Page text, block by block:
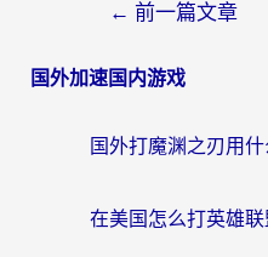
← 前一篇文章
国外加速国内游戏